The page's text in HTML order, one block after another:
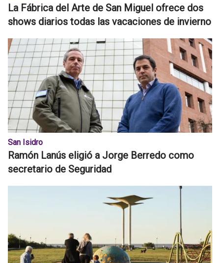
La Fábrica del Arte de San Miguel ofrece dos
shows diarios todas las vacaciones de invierno
San Isidro
Ramón Lanús eligió a Jorge Berredo como
secretario de Seguridad